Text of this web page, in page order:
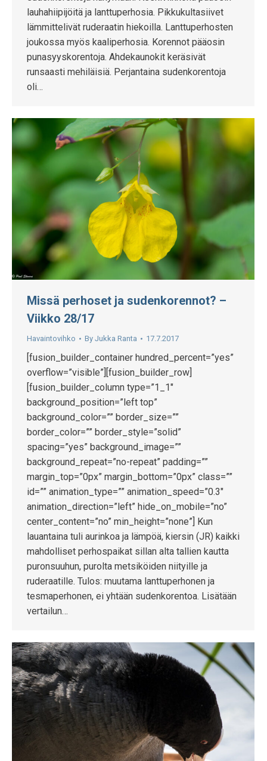
lauhahiipijöitä ja lanttuperhosia. Pikkukultasiivet
lämmittelivät ruderaatin hiekoilla. Lanttuperhosten
joukossa myös kaaliperhosia. Korennot pääosin
punasyyskorentoja. Ahdekaunokit keräsivät
runsaasti mehiläisiä. Perjantaina sudenkorentoja
oli…
Missä perhoset ja sudenkorennot? –
Viikko 28/17
Havaintovihko By Jukka Ranta 17.7.2017
[fusion_builder_container hundred_percent=”yes”
overflow=”visible”][fusion_builder_row]
[fusion_builder_column type=”1_1″
background_position=”left top”
background_color=”” border_size=””
border_color=”” border_style=”solid”
spacing=”yes” background_image=””
background_repeat=”no-repeat” padding=””
margin_top=”0px” margin_bottom=”0px” class=””
id=”” animation_type=”” animation_speed=”0.3″
animation_direction=”left” hide_on_mobile=”no”
center_content=”no” min_height=”none”] Kun
lauantaina tuli aurinkoa ja lämpöä, kiersin (JR) kaikki
mahdolliset perhospaikat sillan alta tallien kautta
puronsuuhun, purolta metsiköiden niityille ja
ruderaatille. Tulos: muutama lanttuperhonen ja
tesmaperhonen, ei yhtään sudenkorentoa. Lisätään
vertailun…